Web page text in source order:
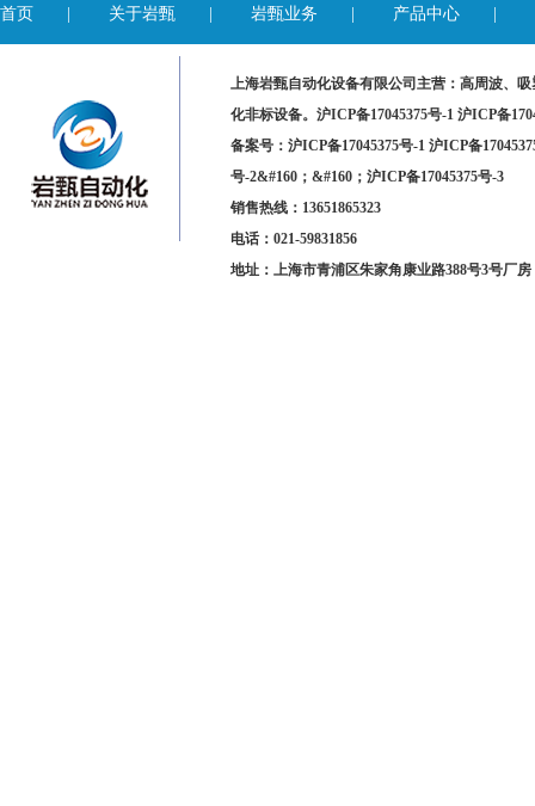
首页 关于岩甄 岩甄业务 产品中心
上海岩甄自动化设备有限公司主营：高周波、
化非标设备。 沪ICP备17045375号-1 沪ICP备
备案号：沪ICP备17045375号-1 沪ICP备
号-2&#160；&#160；沪ICP备17045375号-3
销售热线：13651865323
电话：021-59831856
地址：上海市青浦区朱家角康业路388号3号厂